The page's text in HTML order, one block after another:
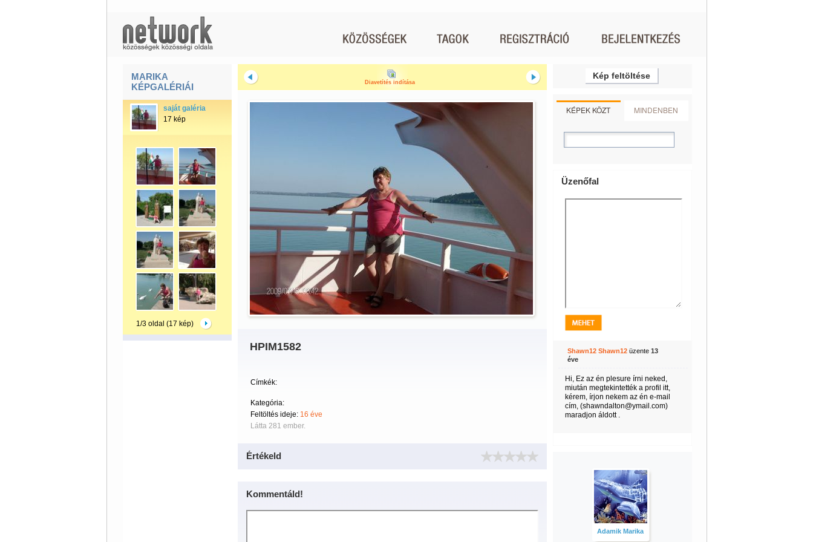
MARIKA
KÉPGALÉRIÁI
saját galéria
17 kép
1/3 oldal (17 kép)
Diavetítés indítása
HPIM1582
Címkék:
Kategória:
Feltöltés ideje: 16 éve
Látta 281 ember.
Értékeld
Kommentáld!
Kép feltöltése
KÉPEK KÖZT MINDENBEN
Üzenőfal
Shawn12 Shawn12üzente 13
éve
Hi, Ez az én plesure írni neked,
miután megtekintették a profil itt,
kérem, írjon nekem az én e-mail
cím, (shawndalton@ymail.com)
maradjon áldott .
Adamik Marika